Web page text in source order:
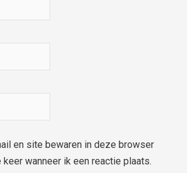
en site bewaren in deze browser
wanneer ik een reactie plaats.